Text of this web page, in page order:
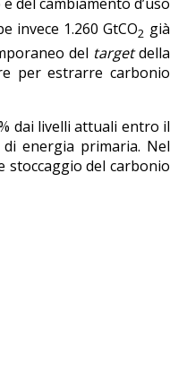
invece 1.260 GtCO2 già
del targetdella
per estrarre carbonio
dai livelli attuali entro il
energia primaria. Nel
stoccaggio del carbonio